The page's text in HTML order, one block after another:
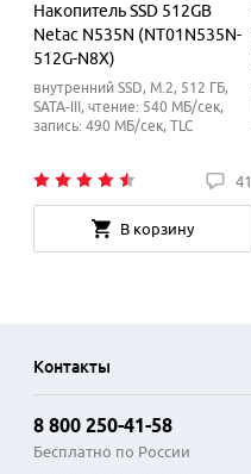
Накопитель SSD 512GB
Netac N535N (NT01N535N-
512G-N8X)
внутренний SSD, M.2, 512 ГБ,
SATA-III, чтение: 540 МБ/сек,
запись: 490 МБ/сек, TLC
41
В корзину
Контакты
8 800 250-41-58
Бесплатно по России